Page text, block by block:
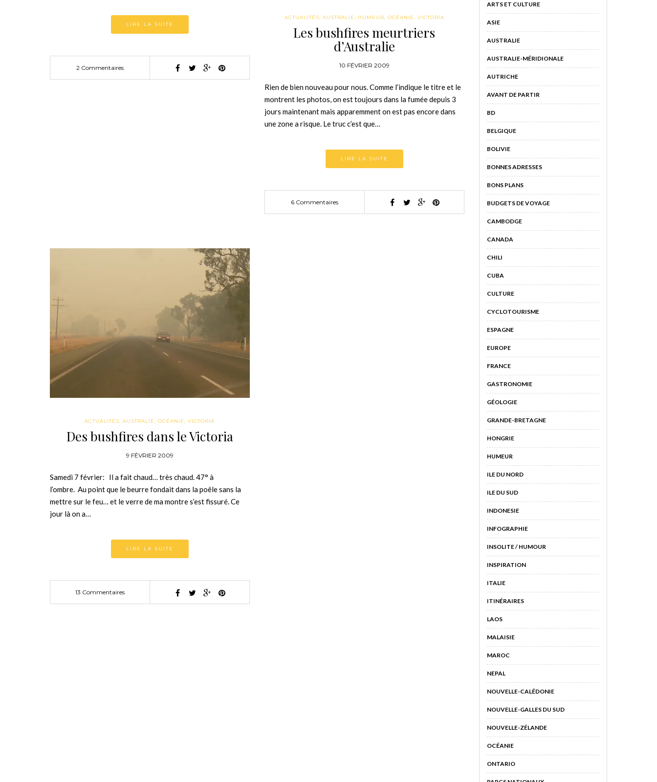
LIRE LA SUITE
2 Commentaires
ACTUALITÉS, AUSTRALIE, HUMEUR, OCÉANIE, VICTORIA
Les bushfires meurtriers
d’Australie
10 FÉVRIER 2009
Rien de bien nouveau pour nous. Comme l’indique le titre et le
montrent les photos, on est toujours dans la fumée depuis 3
jours maintenant mais apparemment on est pas encore dans
une zone a risque. Le truc c’est que…
LIRE LA SUITE
6 Commentaires
ACTUALITÉS,AUSTRALIE,OCÉANIE,VICTORIA
Des bushfires dans le Victoria
9 FÉVRIER 2009
Samedi 7 février: Il a fait chaud… très chaud. 47° à
l’ombre. Au point que le beurre fondait dans la poêle sans la
mettre sur le feu… et le verre de ma montre s’est fissuré. Ce
jour là on a…
LIRE LA SUITE
13 Commentaires
ARTS ET CULTURE
ASIE
AUSTRALIE
AUSTRALIE-MÉRIDIONALE
AUTRICHE
AVANT DE PARTIR
BD
BELGIQUE
BOLIVIE
BONNES ADRESSES
BONS PLANS
BUDGETS DE VOYAGE
CAMBODGE
CANADA
CHILI
CUBA
CULTURE
CYCLOTOURISME
ESPAGNE
EUROPE
FRANCE
GASTRONOMIE
GÉOLOGIE
GRANDE-BRETAGNE
HONGRIE
HUMEUR
ILE DU NORD
ILE DU SUD
INDONESIE
INFOGRAPHIE
INSOLITE / HUMOUR
INSPIRATION
ITALIE
ITINÉRAIRES
LAOS
MALAISIE
MAROC
NEPAL
NOUVELLE-CALÉDONIE
NOUVELLE-GALLES DU SUD
NOUVELLE-ZÉLANDE
OCÉANIE
ONTARIO